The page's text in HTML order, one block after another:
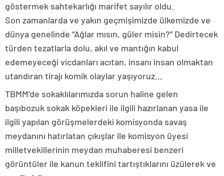
göstermek sahtekarlığı marifet sayılır oldu.
Son zamanlarda ve yakın geçmişimizde ülkemizde ve
dünya genelinde “Ağlar mısın, güler misin?” Dedirtecek
türden tezatlarla dolu, akıl ve mantığın kabul
edemeyeceği vicdanları acıtan, insanı insan olmaktan
utandıran tirajı komik olaylar yaşıyoruz…
TBMM’de sokaklılarımızda sorun haline gelen
başıbozuk sokak köpekleri ile ilgili hazırlanan yasa ile
ilgili yapılan görüşmelerdeki komisyonda savaş
meydanını hatırlatan çıkışlar ile komisyon üyesi
milletvekillerinin meydan muhaberesi benzeri
görüntüler ile kanun teklifini tartıştıklarını üzülerek ve